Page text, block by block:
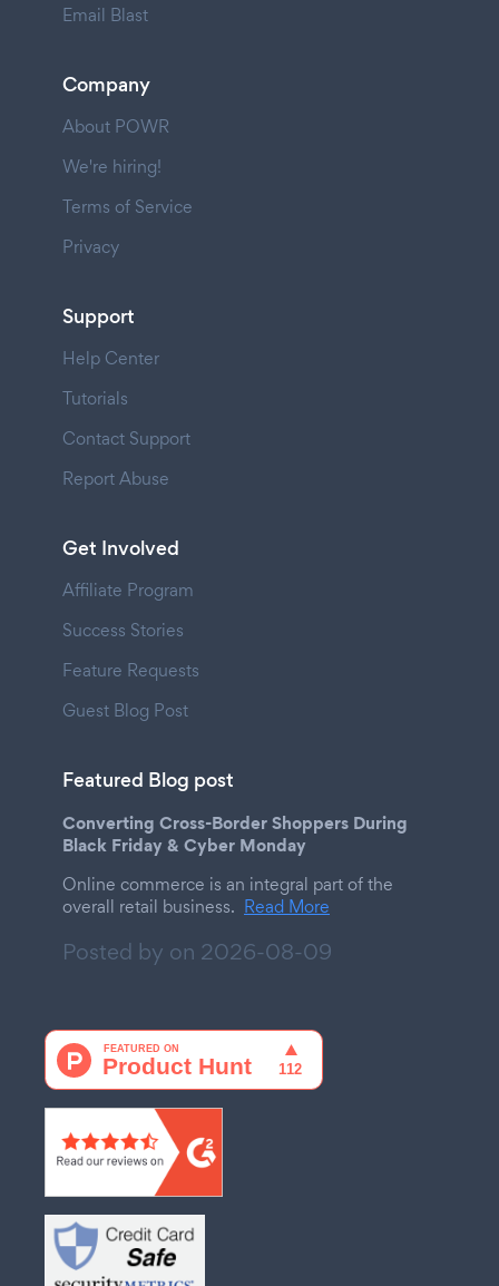
Email Blast
Company
About POWR
We're hiring!
Terms of Service
Privacy
Support
Help Center
Tutorials
Contact Support
Report Abuse
Get Involved
Affiliate Program
Success Stories
Feature Requests
Guest Blog Post
Featured Blog post
Converting Cross-Border Shoppers During
Black Friday & Cyber Monday
Online commerce is an integral part of the
overall retail business. Read More
Posted by on 2026-08-09